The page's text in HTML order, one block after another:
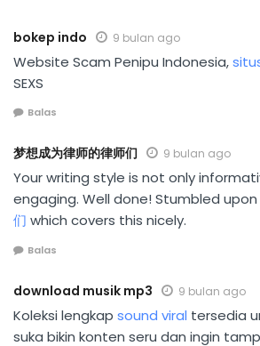
bokep indo 9 bulan ago
Website Scam Penipu Indonesia,
SEXS
Balas
梦想成为律师的律师们 9 bulan ago
Your writing style is not only
engaging. Well done! Stumbled upon
们 which covers this nicely.
Balas
download musik mp3 9 bulan ago
Koleksi lengkap sound viral tersedia
suka bikin konten seru dan ingin